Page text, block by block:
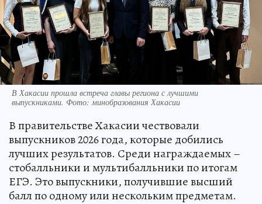
В Хакасии прошла встреча главы региона с лучшими
выпускниками. Фото: минобразования Хакасии
В правительстве Хакасии чествовали
выпускников 2026 года, которые добились
лучших результатов. Среди награждаемых –
стобалльники и мультибалльники по итогам
ЕГЭ. Это выпускники, получившие высший
балл по одному или нескольким предметам.